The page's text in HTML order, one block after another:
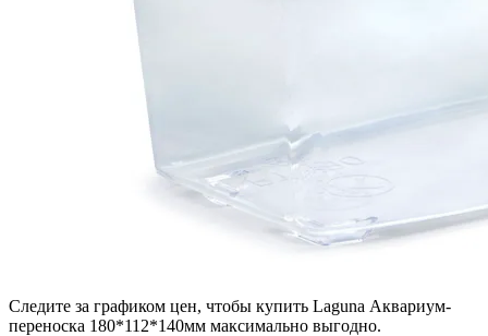
Следите за графиком цен, чтобы купить Laguna Аквариум-
переноска 180*112*140мм максимально выгодно.